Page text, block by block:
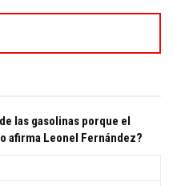
las gasolinas porque el
afirma Leonel Fernández?